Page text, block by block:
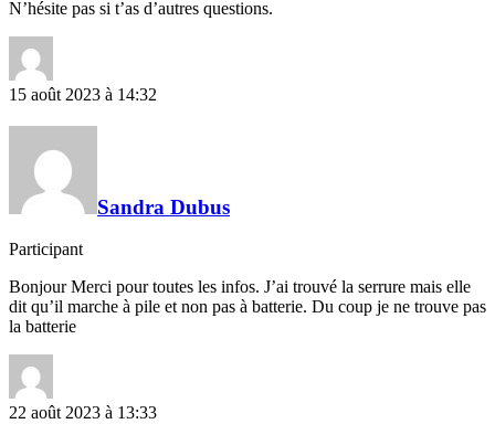
N’hésite pas si t’as d’autres questions.
15 août 2023 à 14:32
Sandra Dubus
Participant
Bonjour Merci pour toutes les infos. J’ai trouvé la serrure mais elle
dit qu’il marche à pile et non pas à batterie. Du coup je ne trouve pas
la batterie
22 août 2023 à 13:33